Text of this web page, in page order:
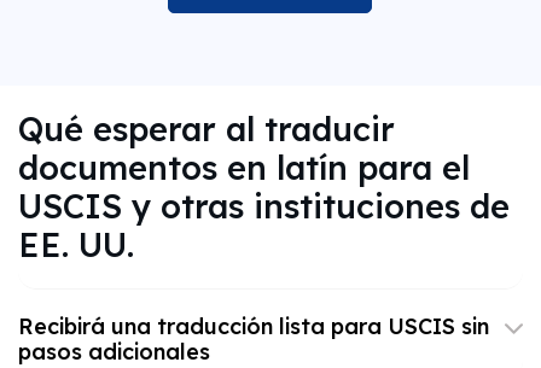
Qué esperar al traducir
documentos en latín para el
USCIS y otras instituciones de
EE. UU.
Recibirá una traducción lista para USCIS sin
pasos adicionales